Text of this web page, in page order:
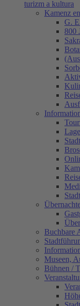
turizm a kultura
Kamenz
G.
800
Buchbare
Museen,
Bühnen /